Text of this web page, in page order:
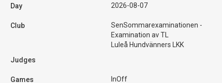
2026-08-07
SenSommarexaminationen -
Examination av TL
Luleå Hundvänners LKK
InOff